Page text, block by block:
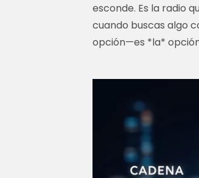
esconde. Es la radio
cuando buscas algo
opción—es *la*